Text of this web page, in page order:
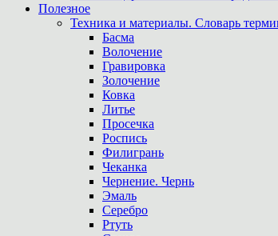
Полезное
Техника и материалы. Словарь
Басма
Волочение
Гравировка
Золочение
Ковка
Литье
Просечка
Роспись
Филигрань
Чеканка
Чернение. Чернь
Эмаль
Серебро
Ртуть